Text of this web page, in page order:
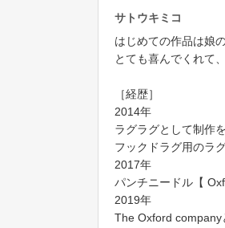
サトウキミコ
はじめての作品は娘
とても喜んでくれて
［経歴］
2014年
ラグラグとして制作
フックドラグ用のラ
2017年
パンチニードル【
2019年
The Oxford company